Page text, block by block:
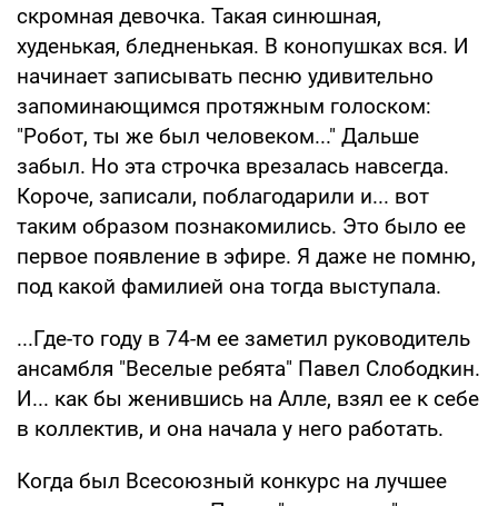
скромная девочка. Такая синюшная,
худенькая, бледненькая. В конопушках вся. И
начинает записывать песню удивительно
запоминающимся протяжным голоском:
"Робот, ты же был человеком..." Дальше
забыл. Но эта строчка врезалась навсегда.
Короче, записали, поблагодарили и... вот
таким образом познакомились. Это было ее
первое появление в эфире. Я даже не помню,
под какой фамилией она тогда выступала.
...Где-то году в 74-м ее заметил руководитель
ансамбля "Веселые ребята" Павел Слободкин.
И... как бы женившись на Алле, взял ее к себе
в коллектив, и она начала у него работать.
Когда был Всесоюзный конкурс на лучшее